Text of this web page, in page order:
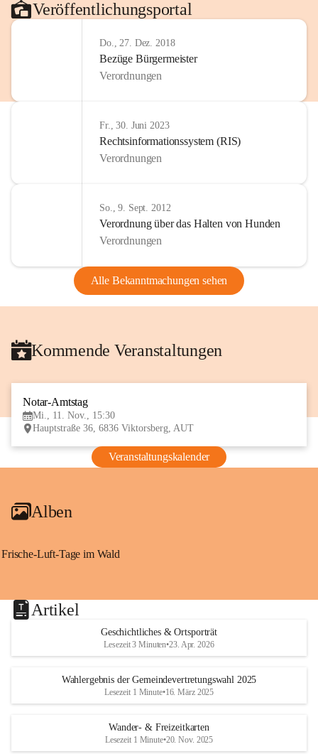
Veröffentlichungsportal
Do., 27. Dez. 2018
Bezüge Bürgermeister
Verordnungen
Fr., 30. Juni 2023
Rechtsinformationssystem (RIS)
Verordnungen
So., 9. Sept. 2012
Verordnung über das Halten von Hunden
Verordnungen
Alle Bekanntmachungen sehen
Kommende Veranstaltungen
Notar-Amtstag
Mi., 11. Nov., 15:30
Hauptstraße 36, 6836 Viktorsberg, AUT
Veranstaltungskalender
Alben
Frische-Luft-Tage im Wald
Artikel
Geschichtliches & Ortsporträt
Lesezeit 3 Minuten•23. Apr. 2026
Wahlergebnis der Gemeindevertretungswahl 2025
Lesezeit 1 Minute•16. März 2025
Wander- & Freizeitkarten
Lesezeit 1 Minute•20. Nov. 2025